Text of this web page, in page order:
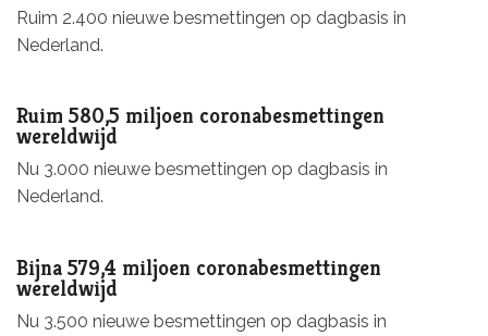
Ruim 2.400 nieuwe besmettingen op dagbasis in
Nederland.
Ruim 580,5 miljoen coronabesmettingen
wereldwijd
Nu 3.000 nieuwe besmettingen op dagbasis in
Nederland.
Bijna 579,4 miljoen coronabesmettingen
wereldwijd
Nu 3.500 nieuwe besmettingen op dagbasis in